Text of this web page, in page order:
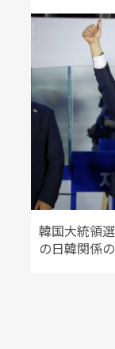
韓国大統領
の日韓関係